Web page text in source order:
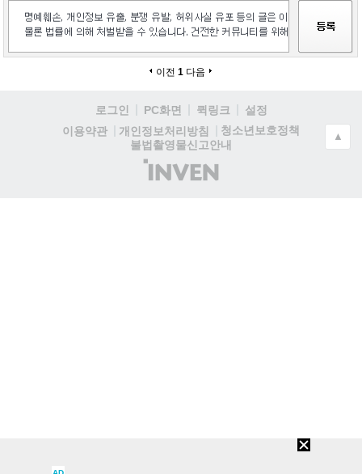
이전 1 다음
로그인 PC화면 퀵링크
설정
이용약관
개인정보처리방침
청소년보호정책
불법촬영물신고안내
(주)
인
▲